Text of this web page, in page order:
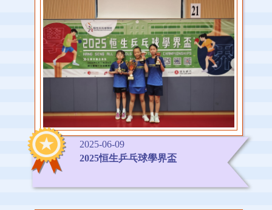
2025-06-09
2025恒生乒乓球學界盃